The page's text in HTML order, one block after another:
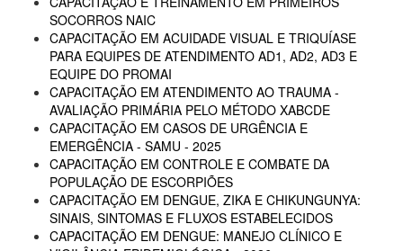
SOCORROS NAIC
CAPACITAÇÃO EM ACUIDADE VISUAL E TRIQUÍASE
PARA EQUIPES DE ATENDIMENTO AD1, AD2, AD3 E
EQUIPE DO PROMAI
CAPACITAÇÃO EM ATENDIMENTO AO TRAUMA -
AVALIAÇÃO PRIMÁRIA PELO MÉTODO XABCDE
CAPACITAÇÃO EM CASOS DE URGÊNCIA E
EMERGÊNCIA - SAMU - 2025
CAPACITAÇÃO EM CONTROLE E COMBATE DA
POPULAÇÃO DE ESCORPIÕES
CAPACITAÇÃO EM DENGUE, ZIKA E CHIKUNGUNYA:
SINAIS, SINTOMAS E FLUXOS ESTABELECIDOS
CAPACITAÇÃO EM DENGUE: MANEJO CLÍNICO E